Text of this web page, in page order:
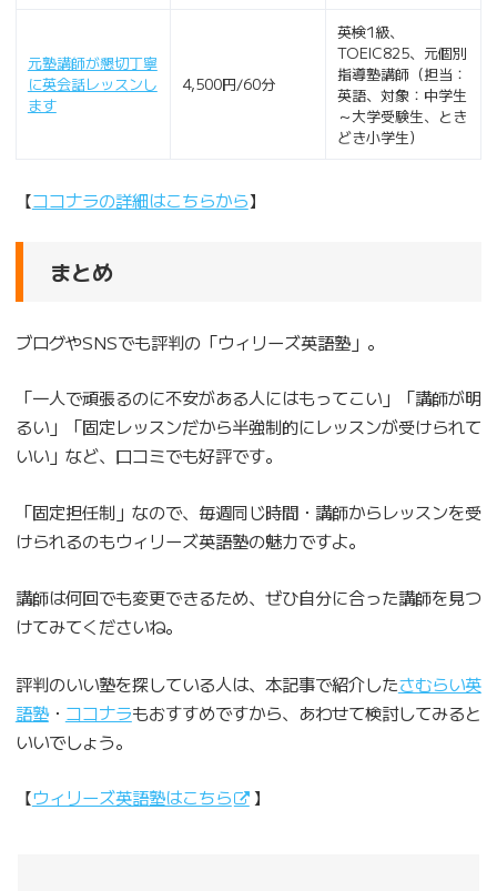
元塾講師が懇切丁寧
に英会話レッスンし
ます
4,500円/60分
英検1級、
TOEIC825、元個別
指導塾講師（担当：
英語、対象：中学生
～大学受験生、とき
どき小学生）
【ココナラの詳細はこちらから】
まとめ
ブログやSNSでも評判の「ウィリーズ英語塾」。
「一人で頑張るのに不安がある人にはもってこい」「講師が明
るい」「固定レッスンだから半強制的にレッスンが受けられて
いい」など、口コミでも好評です。
「固定担任制」なので、毎週同じ時間・講師からレッスンを受
けられるのもウィリーズ英語塾の魅力ですよ。
講師は何回でも変更できるため、ぜひ自分に合った講師を見つ
けてみてくださいね。
評判のいい塾を探している人は、本記事で紹介したさむらい英
語塾・ ココナラもおすすめですから、あわせて検討してみると
いいでしょう。
【ウィリーズ英語塾はこちら 】